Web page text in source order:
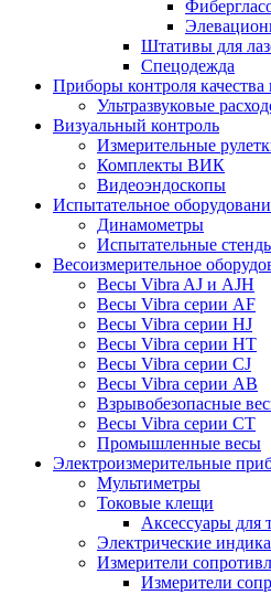
Штативы для
Спецодежда
Приборы контроля качества
Ультразвуковые
Визуальный контроль
Измерительные
Комплекты ВИК
Видеоэндоскопы
Испытательное
Динамометры
Испытательные
Весоизмерительное
Весы Vibra AJ и AJH
Весы Vibra серии AF
Весы Vibra серии HJ
Весы Vibra серии HT
Весы Vibra серии CJ
Весы Vibra серии AB
Взрывобезопасные
Весы Vibra серии CT
Промышленные весы
Электроизмерительные
Мультиметры
Токовые клещи
Аксессуары для
Электрические
Измерители
Измерители